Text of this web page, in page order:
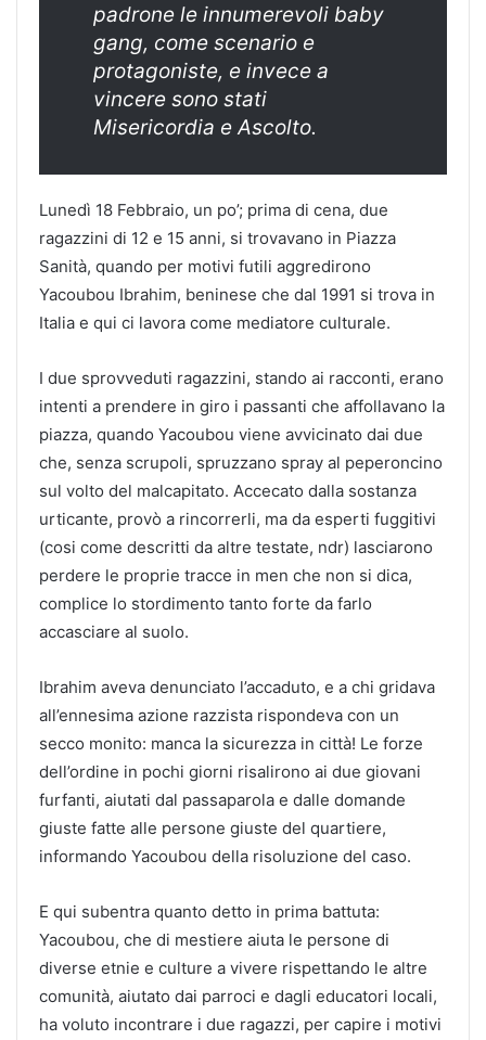
padrone le innumerevoli baby
gang, come scenario e
protagoniste, e invece a
vincere sono stati
Misericordia e Ascolto.
Lunedì 18 Febbraio, un po’; prima di cena, due
ragazzini di 12 e 15 anni, si trovavano in Piazza
Sanità, quando per motivi futili aggredirono
Yacoubou Ibrahim, beninese che dal 1991 si trova in
Italia e qui ci lavora come mediatore culturale.
I due sprovveduti ragazzini, stando ai racconti, erano
intenti a prendere in giro i passanti che affollavano la
piazza, quando Yacoubou viene avvicinato dai due
che, senza scrupoli, spruzzano spray al peperoncino
sul volto del malcapitato. Accecato dalla sostanza
urticante, provò a rincorrerli, ma da esperti fuggitivi
(cosi come descritti da altre testate, ndr) lasciarono
perdere le proprie tracce in men che non si dica,
complice lo stordimento tanto forte da farlo
accasciare al suolo.
Ibrahim aveva denunciato l’accaduto, e a chi gridava
all’ennesima azione razzista rispondeva con un
secco monito: manca la sicurezza in città! Le forze
dell’ordine in pochi giorni risalirono ai due giovani
furfanti, aiutati dal passaparola e dalle domande
giuste fatte alle persone giuste del quartiere,
informando Yacoubou della risoluzione del caso.
E qui subentra quanto detto in prima battuta:
Yacoubou, che di mestiere aiuta le persone di
diverse etnie e culture a vivere rispettando le altre
comunità, aiutato dai parroci e dagli educatori locali,
ha voluto incontrare i due ragazzi, per capire i motivi